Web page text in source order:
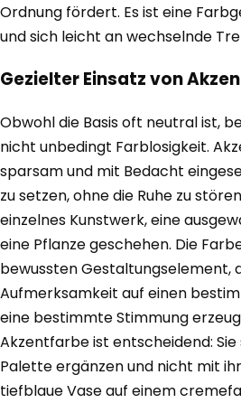
Ordnung fördert. Es ist eine
und sich leicht an wechselnde
Gezielter Einsatz von
Obwohl die Basis oft neutral ist,
nicht unbedingt Farblosigkeit.
sparsam und mit Bedacht
zu setzen, ohne die Ruhe zu
einzelnes Kunstwerk, eine
eine Pflanze geschehen. Die
bewussten Gestaltungselement,
Aufmerksamkeit auf einen
eine bestimmte Stimmung
Akzentfarbe ist entscheidend:
Palette ergänzen und nicht mit
tiefblaue Vase auf einem